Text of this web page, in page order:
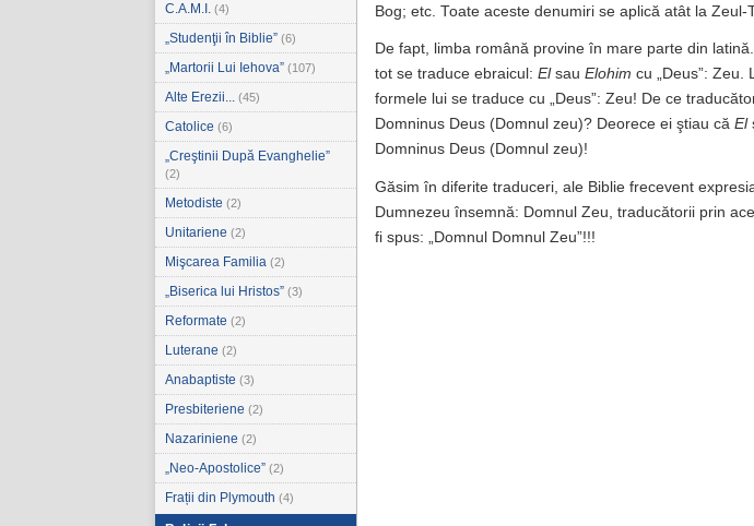
C.A.M.I. (4)
„Studenţii în Biblie” (6)
„Martorii Lui Iehova” (107)
Alte Erezii... (45)
Catolice (6)
„Creştinii După Evanghelie”
(2)
Metodiste (2)
Unitariene (2)
Mişcarea Familia (2)
„Biserica lui Hristos” (3)
Reformate (2)
Luterane (2)
Anabaptiste (3)
Presbiteriene (2)
Nazariniene (2)
„Neo-Apostolice” (2)
Frații din Plymouth (4)
Bog; etc. Toate aceste denumiri se aplică atât la Zeul-
De fapt, limba română provine în mare parte din
tot se traduce ebraicul: El sau Elohim cu „Deus”: Zeu.
formele lui se traduce cu „Deus”: Zeu! De ce
Domninus Deus (Domnul zeu)? Deorece ei ştiau că El
Domninus Deus (Domnul zeu)!
Găsim în diferite traduceri, ale Biblie frecevent
Dumnezeu însemnă: Domnul Zeu, traducătorii prin
fi spus: „Domnul Domnul Zeu”!!!